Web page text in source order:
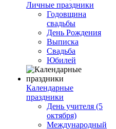
Личные праздники
Годовщина
свадьбы
День Рождения
Выписка
Свадьба
Юбилей
Календарные
праздники
День учителя (5
октября)
Международный